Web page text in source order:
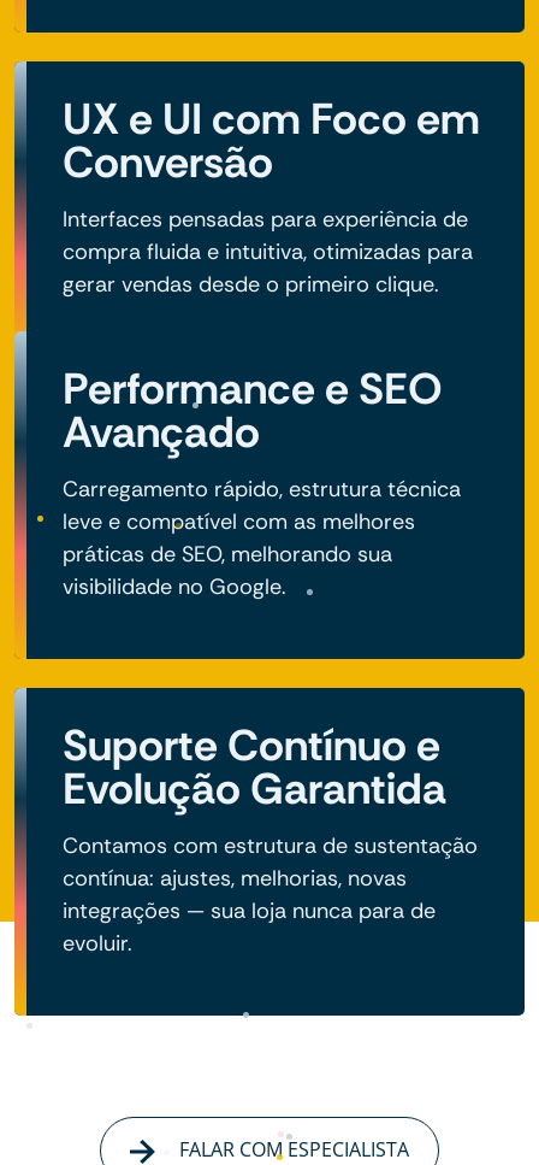
UX e UI com Foco em
Conversão
Interfaces pensadas para experiência de
compra fluida e intuitiva, otimizadas para
gerar vendas desde o primeiro clique.
Performance e SEO
Avançado
Carregamento rápido, estrutura técnica
leve e compatível com as melhores
práticas de SEO, melhorando sua
visibilidade no Google.
Suporte Contínuo e
Evolução Garantida
Contamos com estrutura de sustentação
contínua: ajustes, melhorias, novas
integrações — sua loja nunca para de
evoluir.
FALAR COM ESPECIALISTA